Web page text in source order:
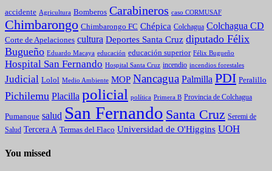
accidente Agricultura Bomberos Carabineros caso CORMUSAF
Chimbarongo Chimbarongo FC Chépica Colchagua Colchagua CD
Corte de Apelaciones cultura Deportes Santa Cruz diputado Félix
Bugueño Eduardo Macaya educación educación superior Félix Bugueño
Hospital San Fernando Hospital Santa Cruz incendio incendios forestales
Judicial Lolol Medio Ambiente MOP Nancagua Palmilla PDI Peralillo
Pichilemu Placilla policial política Primera B Provincia de Colchagua
Pumanque salud San Fernando Santa Cruz Seremi de
Salud Tercera A Termas del Flaco Universidad de O'Higgins UOH
You missed